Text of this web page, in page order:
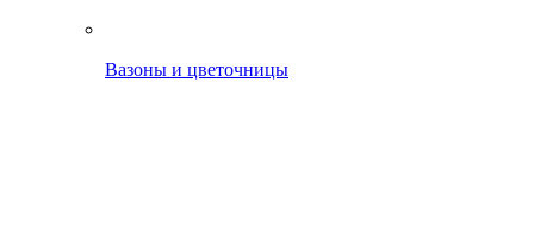
Вазоны и цветочницы